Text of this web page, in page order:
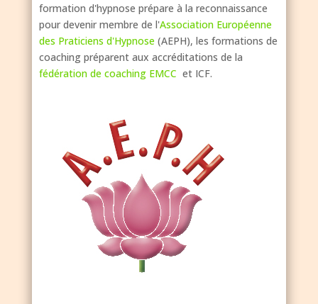
formation d'hypnose prépare à la reconnaissance
pour devenir membre de l'Association Européenne
des Praticiens d'Hypnose(AEPH), les formations de
coaching préparent aux accréditations de la
fédération de coaching EMCC et ICF.